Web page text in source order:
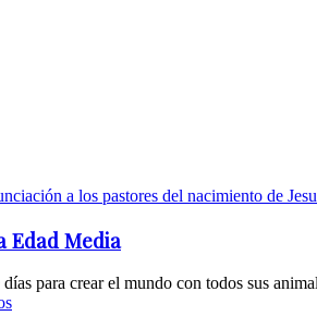
Edad Media
para crear el mundo con todos sus